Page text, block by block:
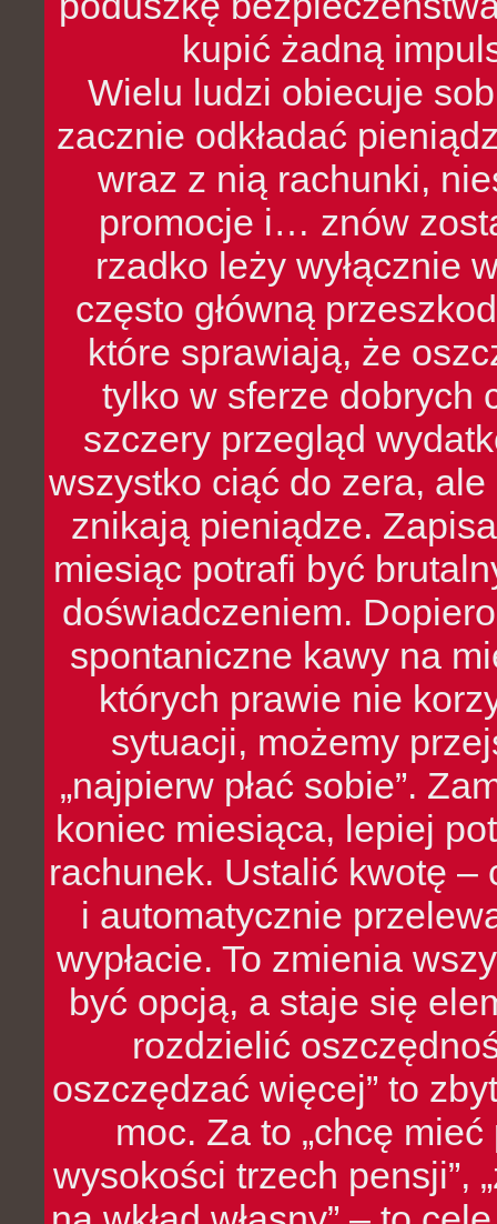
kupić żadną
Wielu ludzi obiecuje
zacznie odkładać
wraz z nią rachunki,
promocje i… znów
rzadko leży wyłącznie
często główną
które sprawiają, że
tylko w sferze dobrych
szczery przegląd
wszystko ciąć do zera,
znikają pieniądze.
miesiąc potrafi być
doświadczeniem.
spontaniczne kawy na
których prawie nie
sytuacji, możemy
„najpierw płać sobie”.
koniec miesiąca, lepiej
rachunek. Ustalić kwotę
i automatycznie
wypłacie. To zmienia
być opcją, a staje się
rozdzielić
oszczędzać więcej” to
moc. Za to „chcę
wysokości trzech pensji”,